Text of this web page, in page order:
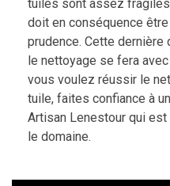
tuiles sont assez fragiles
doit en conséquence
prudence. Cette
le nettoyage se fera
vous voulez réussir le
tuile, faites confiance à
Artisan Lenestour qui
le domaine.